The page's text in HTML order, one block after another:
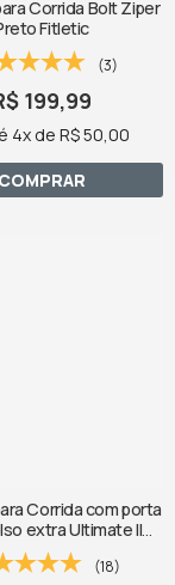
Corrida Bolt Ziper
Fitletic
(3)
199,99
4x de R$ 50,00
COMPRAR
Corrida com porta
extra Ultimate II
- Zíper Azul
(18)